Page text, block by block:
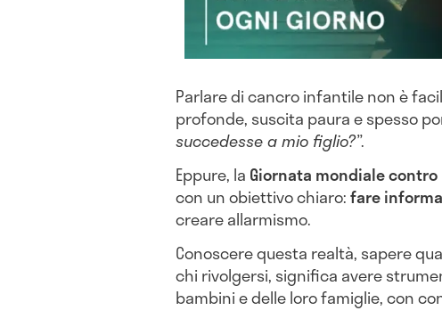
Parlare di cancro infantile non è
profonde, suscita paura e spesso
succedesse a mio figlio?”.
Eppure, la Giornata mondiale
con un obiettivo chiaro:fare
creare allarmismo.
Conoscere questa realtà, sapere
chi rivolgersi, significa avere
bambini e delle loro famiglie, con